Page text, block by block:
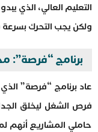
التعليم العالي، الذي
ولكن يجب التحرك بسرعة
برنامج “فرصة”:
عاد برنامج “فرصة”
فرص الشغل ليخلق
حاملي المشاريع أنهم